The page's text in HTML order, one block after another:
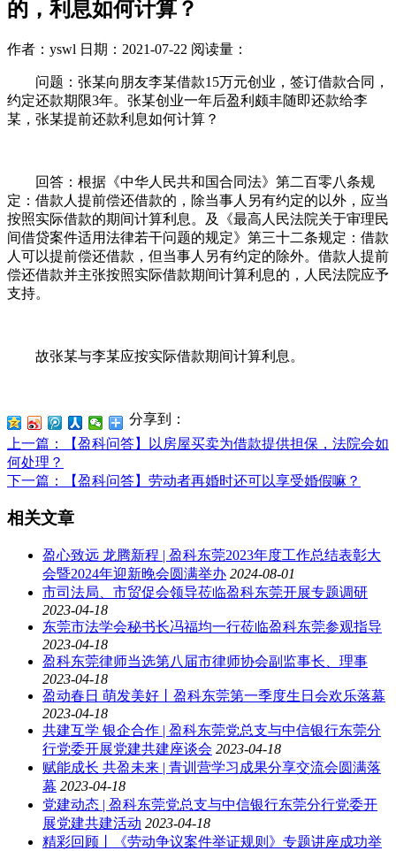
的，利息如何计算？
作者：yswl 日期：2021-07-22 阅读量：
问题：张某向朋友李某借款15万元创业，签订借款合同，
约定还款期限3年。张某创业一年后盈利颇丰随即还款给李
某，张某提前还款利息如何计算？
回答：根据《中华人民共和国合同法》第二百零八条规
定：借款人提前偿还借款的，除当事人另有约定的以外，应当
按照实际借款的期间计算利息。及《最高人民法院关于审理民
间借贷案件适用法律若干问题的规定》第三十二条规定：借款
人可以提前偿还借款，但当事人另有约定的除外。借款人提前
偿还借款并主张按照实际借款期间计算利息的，人民法院应予
支持。
故张某与李某应按实际借款期间计算利息。
分享到：
上一篇 ：【盈科问答】以房屋买卖为借款提供担保，法院会如
何处理？
下一篇 ：【盈科问答】劳动者再婚时还可以享受婚假嘛？
相关文章
盈心致远 龙腾新程 | 盈科东莞2023年度工作总结表彰大
会暨2024年迎新晚会圆满举办 2024-08-01
市司法局、市贸促会领导莅临盈科东莞开展专题调研
2023-04-18
东莞市法学会秘书长冯福均一行莅临盈科东莞参观指导
2023-04-18
盈科东莞律师当选第八届市律师协会副监事长、理事
2023-04-18
盈动春日 萌发美好丨盈科东莞第一季度生日会欢乐落幕
2023-04-18
共建互学 银企合作 | 盈科东莞党总支与中信银行东莞分
行党委开展党建共建座谈会 2023-04-18
赋能成长 共盈未来 | 青训营学习成果分享交流会圆满落
幕 2023-04-18
党建动态 | 盈科东莞党总支与中信银行东莞分行党委开
展党建共建活动 2023-04-18
精彩回顾丨《劳动争议案件举证规则》专题讲座成功举